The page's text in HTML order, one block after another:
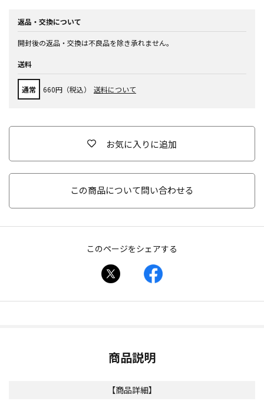
返品・交換について
開封後の返品・交換は不良品を除き承れません。
送料
通常 660円（税込） 送料について
お気に入りに追加
この商品について問い合わせる
このページをシェアする
商品説明
【商品詳細】